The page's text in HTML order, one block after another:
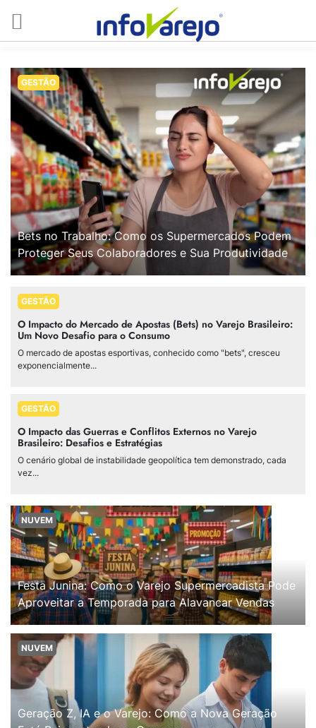
GESTÃO
Bets no Trabalho: Como os Supermercados Podem
Proteger Seus Colaboradores e Sua Produtividade
GESTÃO
O Impacto do Mercado de Apostas (Bets) no Varejo Brasileiro:
Um Novo Desafio para o Consumo
O mercado de apostas esportivas, conhecido como "bets", cresceu
exponencialmente...
GESTÃO
O Impacto das Guerras e Conflitos Externos no Varejo
Brasileiro: Desafios e Estratégias
O cenário global de instabilidade geopolítica tem demonstrado, cada
vez...
NUVEM
Festa Junina: Como o Varejo Supermercadista Pode
Aproveitar a Temporada para Alavancar Vendas
NUVEM
Geração Z, IA e o Varejo: Como a Nova Geração